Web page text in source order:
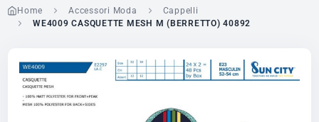
Home Accessori Moda
Cappelli
WE4009 CASQUETTE MESH M (BERRETTO) 40892